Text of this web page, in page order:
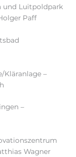
und Luitpoldpark
Paff
Kläranlage –
–
Wagner